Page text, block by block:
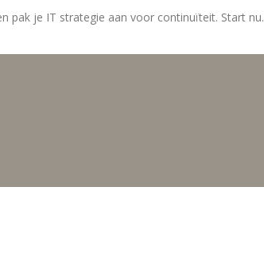
pak je IT strategie aan voor continuïteit. Start nu.